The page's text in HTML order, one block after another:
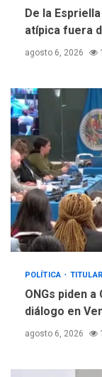
De la
atípica fuera
agosto 6, 2026
POLÍTICA
ONGs piden
diálogo en
agosto 6, 2026